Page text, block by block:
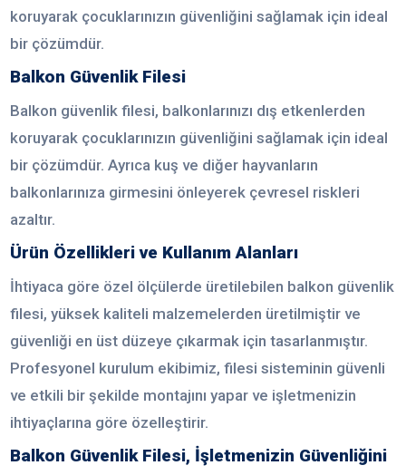
koruyarak çocuklarınızın güvenliğini sağlamak için ideal
bir çözümdür.
Balkon Güvenlik Filesi
Balkon güvenlik filesi, balkonlarınızı dış etkenlerden
koruyarak çocuklarınızın güvenliğini sağlamak için ideal
bir çözümdür. Ayrıca kuş ve diğer hayvanların
balkonlarınıza girmesini önleyerek çevresel riskleri
azaltır.
Ürün Özellikleri ve Kullanım Alanları
İhtiyaca göre özel ölçülerde üretilebilen balkon güvenlik
filesi, yüksek kaliteli malzemelerden üretilmiştir ve
güvenliği en üst düzeye çıkarmak için tasarlanmıştır.
Profesyonel kurulum ekibimiz, filesi sisteminin güvenli
ve etkili bir şekilde montajını yapar ve işletmenizin
ihtiyaçlarına göre özelleştirir.
Balkon Güvenlik Filesi, İşletmenizin Güvenliğini